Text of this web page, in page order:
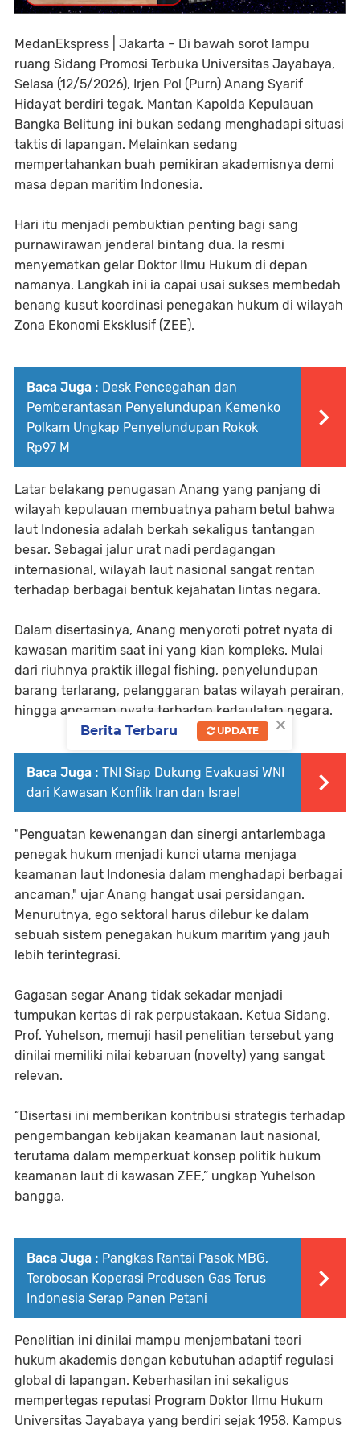
MedanEkspress | Jakarta – Di bawah sorot lampu
ruang Sidang Promosi Terbuka Universitas Jayabaya,
Selasa (12/5/2026), Irjen Pol (Purn) Anang Syarif
Hidayat berdiri tegak. Mantan Kapolda Kepulauan
Bangka Belitung ini bukan sedang menghadapi situasi
taktis di lapangan. Melainkan sedang
mempertahankan buah pemikiran akademisnya demi
masa depan maritim Indonesia.
Hari itu menjadi pembuktian penting bagi sang
purnawirawan jenderal bintang dua. Ia resmi
menyematkan gelar Doktor Ilmu Hukum di depan
namanya. Langkah ini ia capai usai sukses membedah
benang kusut koordinasi penegakan hukum di wilayah
Zona Ekonomi Eksklusif (ZEE).
Baca Juga : Desk Pencegahan dan
Pemberantasan Penyelundupan Kemenko
Polkam Ungkap Penyelundupan Rokok
Rp97 M
Latar belakang penugasan Anang yang panjang di
wilayah kepulauan membuatnya paham betul bahwa
laut Indonesia adalah berkah sekaligus tantangan
besar. Sebagai jalur urat nadi perdagangan
internasional, wilayah laut nasional sangat rentan
terhadap berbagai bentuk kejahatan lintas negara.
Dalam disertasinya, Anang menyoroti potret nyata di
kawasan maritim saat ini yang kian kompleks. Mulai
dari riuhnya praktik illegal fishing, penyelundupan
barang terlarang, pelanggaran batas wilayah perairan,
hingga ancaman nyata terhadap kedaulatan negara.
Baca Juga : TNI Siap Dukung Evakuasi WNI
dari Kawasan Konflik Iran dan Israel
"Penguatan kewenangan dan sinergi antarlembaga
penegak hukum menjadi kunci utama menjaga
keamanan laut Indonesia dalam menghadapi berbagai
ancaman," ujar Anang hangat usai persidangan.
Menurutnya, ego sektoral harus dilebur ke dalam
sebuah sistem penegakan hukum maritim yang jauh
lebih terintegrasi.
Gagasan segar Anang tidak sekadar menjadi
tumpukan kertas di rak perpustakaan. Ketua Sidang,
Prof. Yuhelson, memuji hasil penelitian tersebut yang
dinilai memiliki nilai kebaruan (novelty) yang sangat
relevan.
“Disertasi ini memberikan kontribusi strategis terhadap
pengembangan kebijakan keamanan laut nasional,
terutama dalam memperkuat konsep politik hukum
keamanan laut di kawasan ZEE,” ungkap Yuhelson
bangga.
Baca Juga : Pangkas Rantai Pasok MBG,
Terobosan Koperasi Produsen Gas Terus
Indonesia Serap Panen Petani
Penelitian ini dinilai mampu menjembatani teori
hukum akademis dengan kebutuhan adaptif regulasi
global di lapangan. Keberhasilan ini sekaligus
mempertegas reputasi Program Doktor Ilmu Hukum
Universitas Jayabaya yang berdiri sejak 1958. Kampus
×
Berita Terbaru UPDATE